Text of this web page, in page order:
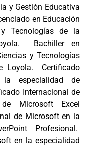
y Gestión Educativa
en Educación
Tecnologías de la
Bachiller en
y Tecnologías
Loyola. Certificado
especialidad de
Internacional de
Microsoft Excel
de Microsoft en la
Profesional.
en la especialidad